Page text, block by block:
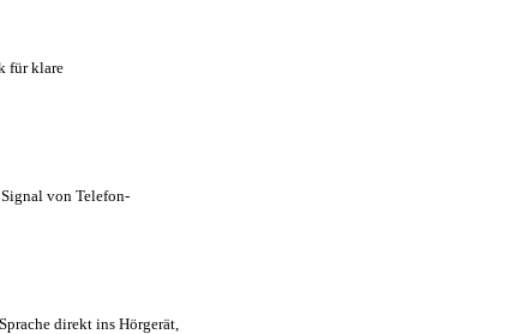
für klare
von Telefon-
direkt ins Hörgerät,